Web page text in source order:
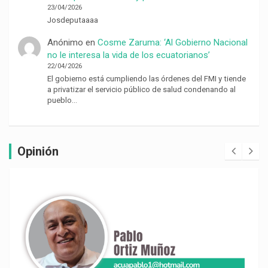
23/04/2026
Josdeputaaaa
Anónimo en Cosme Zaruma: ‘Al Gobierno Nacional
no le interesa la vida de los ecuatorianos’
22/04/2026
El gobierno está cumpliendo las órdenes del FMI y tiende
a privatizar el servicio público de salud condenando al
pueblo…
Opinión